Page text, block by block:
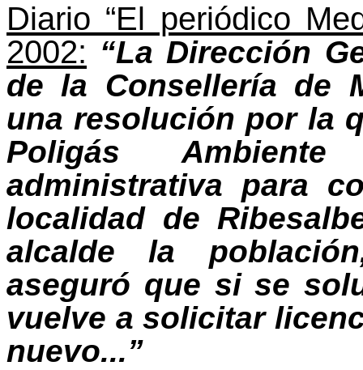
Diario “El periódico
2002: “La Dirección
de la Consellería de
una resolución por la
Poligás
administrativa para
localidad de
alcalde la
aseguró que si se
vuelve a solicitar
nuevo...”